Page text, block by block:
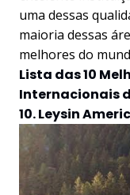
uma dessas
maioria dessas
melhores do
Lista das 10
Internacionais
10. Leysin